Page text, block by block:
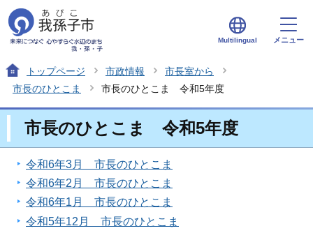
Multilingual メニュー
トップページ 市政情報
市長室から
市長のひとこま
市長のひとこま 令和5年度
市長のひとこま 令和5年度
令和6年3月 市長のひとこま
令和6年2月 市長のひとこま
令和6年1月 市長のひとこま
令和5年12月 市長のひとこま